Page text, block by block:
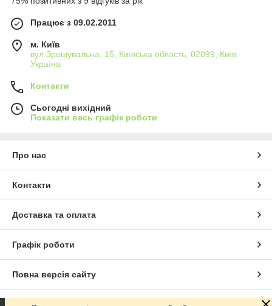
Працює з 09.02.2011
м. Київ
вул.Зрошувальна, 15, Київська область, 02099, Київ,
Україна
Контакти
Сьогодні вихідний
Показати весь графік роботи
Про нас
Контакти
Доставка та оплата
Графік роботи
Повна версія сайту
Сайт створено на маркетплейсі Prom.ua